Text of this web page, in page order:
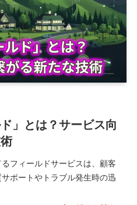
」とは？サービス向
フィールドサービスは、顧客
ポートやトラブル発生時の迅